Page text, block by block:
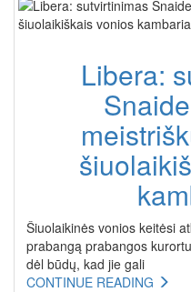
Libera:
Šiuolaikinės vonios keitėsi
prabangą prabangos
dėl būdų, kad jie gali
CONTINUE READING